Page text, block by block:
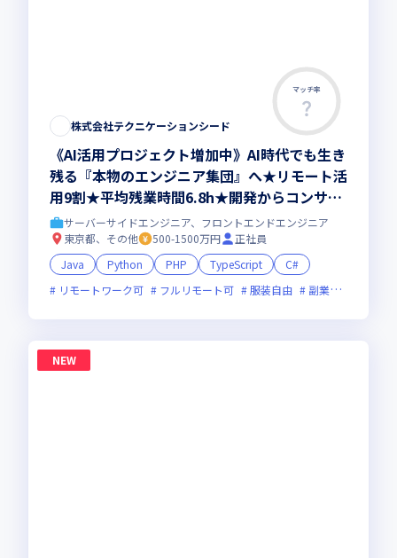
マッチ率
株式会社テクニケーションシード
《AI活用プロジェクト増加中》AI時代でも生き
残る『本物のエンジニア集団』へ★リモート活
用9割★平均残業時間6.8h★開発からコンサル
領域まで、一気通貫でキャリアを作りたいあな
たにオススメの環境です！
サーバーサイドエンジニア、フロントエンドエンジニア
東京都、その他
500-1500万円
正社員
Java
Python PHP TypeScript
C#
リモートワーク可
フルリモート可 服装自由 副業可
NEW